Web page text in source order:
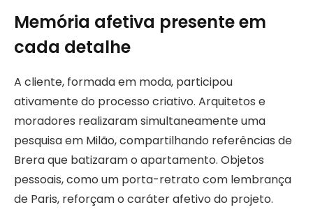
Memória afetiva presente em
cada detalhe
A cliente, formada em moda, participou
ativamente do processo criativo. Arquitetos e
moradores realizaram simultaneamente uma
pesquisa em Milão, compartilhando referências de
Brera que batizaram o apartamento. Objetos
pessoais, como um porta-retrato com lembrança
de Paris, reforçam o caráter afetivo do projeto.